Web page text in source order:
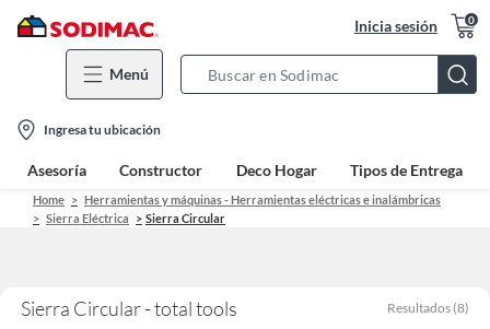
Inicia sesión 0
Menú
Bar
location-
icon
Ingresa tu ubicación
Asesoría Constructor Deco Hogar Tipos de Entrega
Home
Herramientas y máquinas - Herramientas eléctricas e inalámbricas
Sierra Eléctrica
Sierra Circular
Sierra Circular - total tools Resultados (8)